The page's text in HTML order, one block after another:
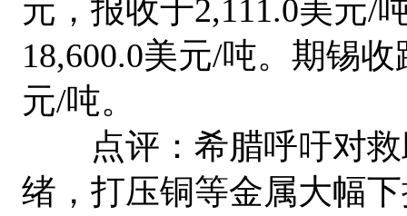
元，报收于2,111.0美元/
18,600.0美元/吨。期锡
元/吨。
点评：希腊呼吁对救
绪，打压铜等金属大幅